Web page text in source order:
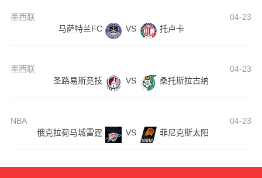
墨西联
04-23
马萨特兰FC
VS 托卢卡
墨西联
04-23
圣路易斯竞技
VS 桑托斯拉古纳
NBA
04-23
俄克拉荷马城雷霆
VS 菲尼克斯太阳